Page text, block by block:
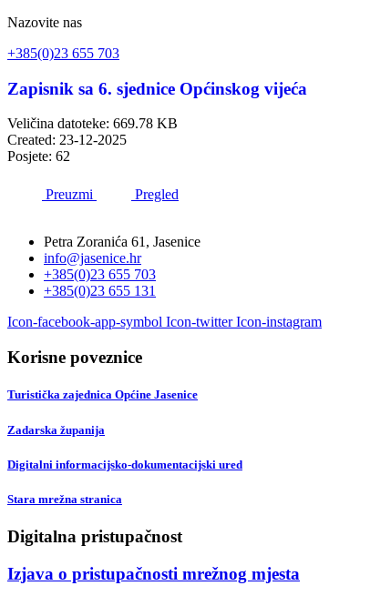
Nazovite nas
+385(0)23 655 703
Zapisnik sa 6. sjednice Općinskog vijeća
Veličina datoteke: 669.78 KB
Created: 23-12-2025
Posjete: 62
Preuzmi Pregled
Petra Zoranića 61, Jasenice
info@jasenice.hr
+385(0)23 655 703
+385(0)23 655 131
Icon-facebook-app-symbol Icon-twitter Icon-instagram
Korisne poveznice
Turistička zajednica Općine Jasenice
Zadarska županija
Digitalni informacijsko-dokumentacijski ured
Stara mrežna stranica
Digitalna pristupačnost
Izjava o pristupačnosti mrežnog mjesta